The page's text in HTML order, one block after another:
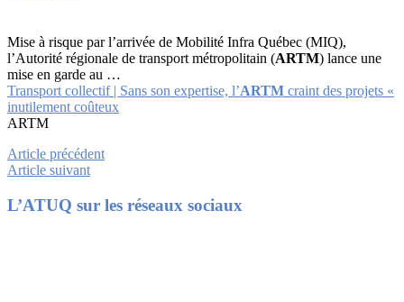
Mise à risque par l’arrivée de Mobilité Infra Québec (MIQ),
l’Autorité régionale de transport métropolitain (ARTM) lance une
mise en garde au …
Transport collectif | Sans son expertise, l’ARTM craint des projets «
inutilement coûteux
ARTM
Article précédent
Article suivant
Footer
L’ATUQ sur les réseaux sociaux